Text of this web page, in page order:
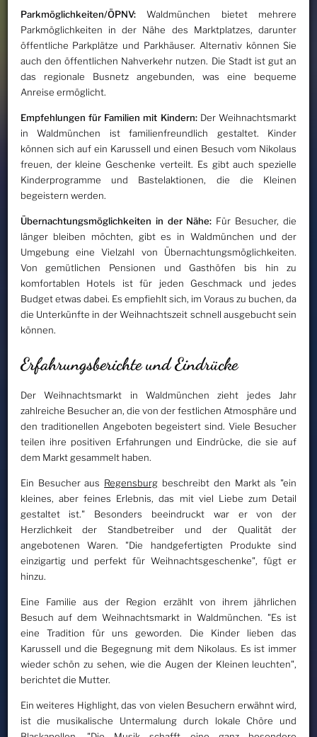
Parkmöglichkeiten/ÖPNV:Waldmünchen bietet mehrere
Parkmöglichkeiten in der Nähe des Marktplatzes, darunter
öffentliche Parkplätze und Parkhäuser. Alternativ können Sie
auch den öffentlichen Nahverkehr nutzen. Die Stadt ist gut an
das regionale Busnetz angebunden, was eine bequeme
Anreise ermöglicht.
Empfehlungen für Familien mit Kindern:Der Weihnachtsmarkt
in Waldmünchen ist familienfreundlich gestaltet. Kinder
können sich auf ein Karussell und einen Besuch vom Nikolaus
freuen, der kleine Geschenke verteilt. Es gibt auch spezielle
Kinderprogramme und Bastelaktionen, die die Kleinen
begeistern werden.
Übernachtungsmöglichkeiten in der Nähe: Für Besucher, die
länger bleiben möchten, gibt es in Waldmünchen und der
Umgebung eine Vielzahl von Übernachtungsmöglichkeiten.
Von gemütlichen Pensionen und Gasthöfen bis hin zu
komfortablen Hotels ist für jeden Geschmack und jedes
Budget etwas dabei. Es empfiehlt sich, im Voraus zu buchen, da
die Unterkünfte in der Weihnachtszeit schnell ausgebucht sein
können.
Erfahrungsberichte und Eindrücke
Der Weihnachtsmarkt in Waldmünchen zieht jedes Jahr
zahlreiche Besucher an, die von der festlichen Atmosphäre und
den traditionellen Angeboten begeistert sind. Viele Besucher
teilen ihre positiven Erfahrungen und Eindrücke, die sie auf
dem Markt gesammelt haben.
Ein Besucher aus Regensburg beschreibt den Markt als "ein
kleines, aber feines Erlebnis, das mit viel Liebe zum Detail
gestaltet ist." Besonders beeindruckt war er von der
Herzlichkeit der Standbetreiber und der Qualität der
angebotenen Waren. "Die handgefertigten Produkte sind
einzigartig und perfekt für Weihnachtsgeschenke", fügt er
hinzu.
Eine Familie aus der Region erzählt von ihrem jährlichen
Besuch auf dem Weihnachtsmarkt in Waldmünchen. "Es ist
eine Tradition für uns geworden. Die Kinder lieben das
Karussell und die Begegnung mit dem Nikolaus. Es ist immer
wieder schön zu sehen, wie die Augen der Kleinen leuchten",
berichtet die Mutter.
Ein weiteres Highlight, das von vielen Besuchern erwähnt wird,
ist die musikalische Untermalung durch lokale Chöre und